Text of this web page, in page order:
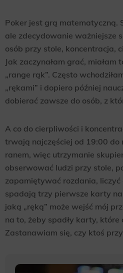
Poker jest grą matematyczną.
ale zdecydowanie ważniejsze
osób przy stole, koncentracja,
Jak zaczynałam grać,
„range rąk”. Często
„rękami” i dopiero później
dobierać zawsze do osób, z
A co do cierpliwości i
trwają najczęściej od 19:00
ranem, więc utrzymanie
obserwować ludzi przy stole,
zapamiętywać rozdania, liczyć
spadają trzy pierwsze karty na
jaką „ręką” może wejść mój
na to, żeby spadły karty,
Zastanawiam się, czy ktoś